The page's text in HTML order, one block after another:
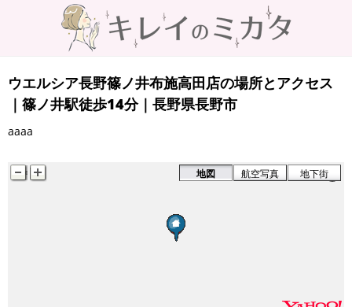
ウエルシア長野篠ノ井布施高田店の場所とアクセス
｜篠ノ井駅徒歩14分｜長野県長野市
aaaa
地図 航空写真 地下街